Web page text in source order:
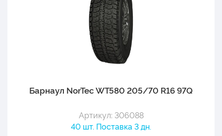
Барнаул NorTec WT580 205/70 R16 97Q
Артикул: 306088
40 шт. Поставка 3 дн.